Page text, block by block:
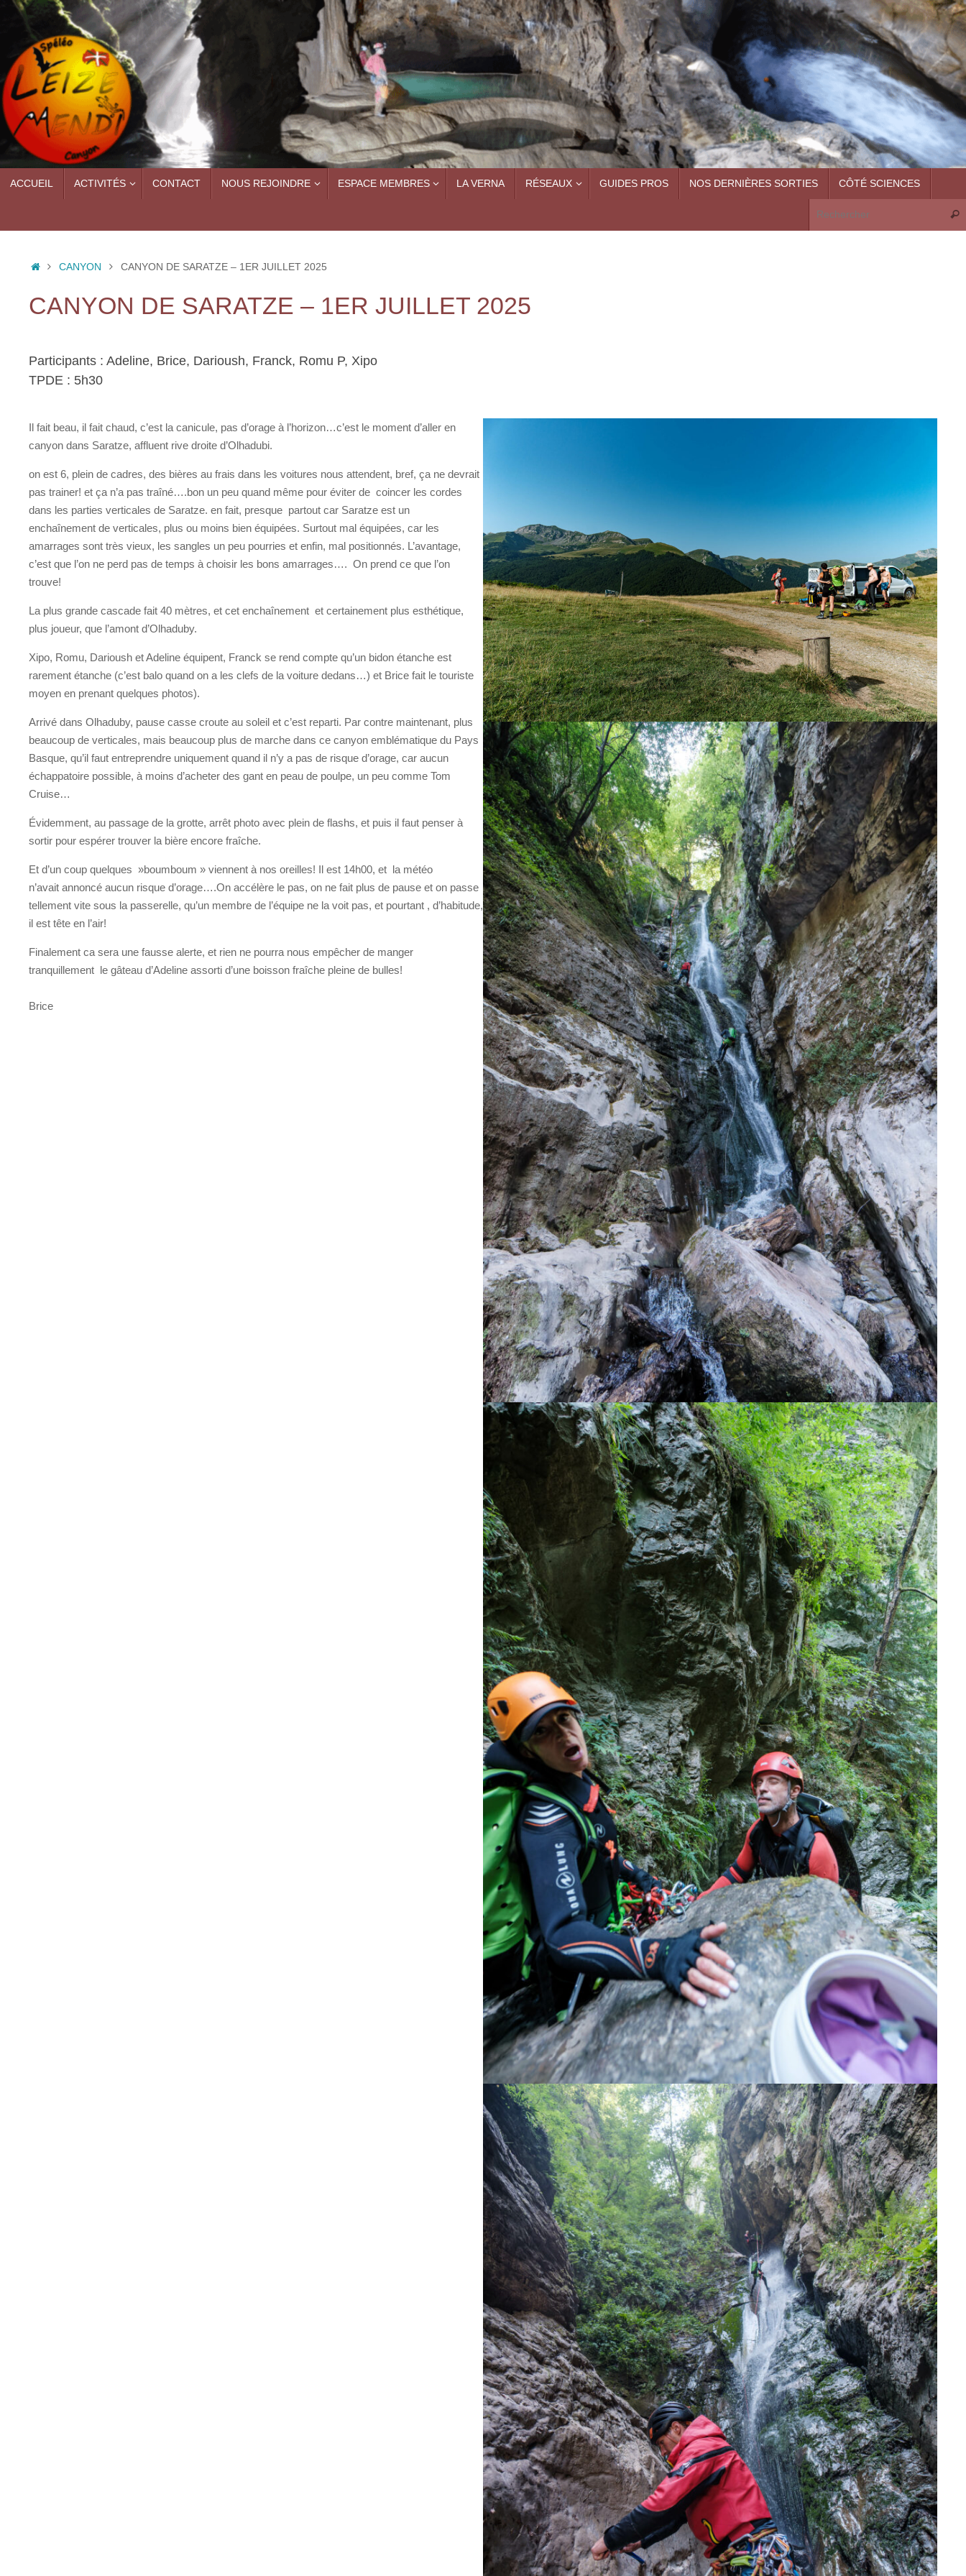
Passer
contenu
AU
ACCUEIL ACTIVITÉS CONTACT NOUS REJOINDRE ESPACE MEMBRES LA VERNA RÉSEAUX GUIDES PROS NOS DERNIÈRES SORTIES CÔTÉ SCIENCES
ACCUEIL
CANYON CANYON DE SARATZE – 1ER JUILLET 2025
CANYON DE SARATZE – 1ER JUILLET 2025
Participants : Adeline, Brice, Darioush, Franck, Romu P, Xipo
TPDE : 5h30
Il fait beau, il fait chaud, c’est la canicule, pas d’orage à l’horizon…c’est le moment d’aller en
canyon dans Saratze, affluent rive droite d’Olhadubi.
on est 6, plein de cadres, des bières au frais dans les voitures nous attendent, bref, ça ne devrait
pas trainer! et ça n’a pas traîné….bon un peu quand même pour éviter de coincer les cordes
dans les parties verticales de Saratze. en fait, presque partout car Saratze est un
enchaînement de verticales, plus ou moins bien équipées. Surtout mal équipées, car les
amarrages sont très vieux, les sangles un peu pourries et enfin, mal positionnés. L’avantage,
c’est que l’on ne perd pas de temps à choisir les bons amarrages…. On prend ce que l’on
trouve!
La plus grande cascade fait 40 mètres, et cet enchaînement et certainement plus esthétique,
plus joueur, que l’amont d’Olhaduby.
Xipo, Romu, Darioush et Adeline équipent, Franck se rend compte qu’un bidon étanche est
rarement étanche (c’est balo quand on a les clefs de la voiture dedans…) et Brice fait le touriste
moyen en prenant quelques photos).
Arrivé dans Olhaduby, pause casse croute au soleil et c’est reparti. Par contre maintenant, plus
beaucoup de verticales, mais beaucoup plus de marche dans ce canyon emblématique du Pays
Basque, qu’il faut entreprendre uniquement quand il n’y a pas de risque d’orage, car aucun
échappatoire possible, à moins d’acheter des gant en peau de poulpe, un peu comme Tom
Cruise…
Évidemment, au passage de la grotte, arrêt photo avec plein de flashs, et puis il faut penser à
sortir pour espérer trouver la bière encore fraîche.
Et d’un coup quelques »boumboum » viennent à nos oreilles! Il est 14h00, et la météo
n’avait annoncé aucun risque d’orage….On accélère le pas, on ne fait plus de pause et on passe
tellement vite sous la passerelle, qu’un membre de l’équipe ne la voit pas, et pourtant , d’habitude,
il est tête en l’air!
Finalement ca sera une fausse alerte, et rien ne pourra nous empêcher de manger
tranquillement le gâteau d’Adeline assorti d’une boisson fraîche pleine de bulles!
Brice